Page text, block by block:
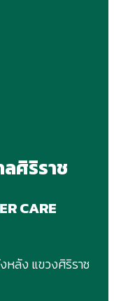
ลศิริราช
CARE
หลัง แขวงศิริราช